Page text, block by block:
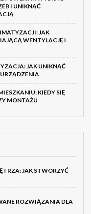
I UNIKNĄĆ
JAK
WENTYLACJĘ I
JAK UNIKNĄĆ
KIEDY SIĘ
MONTAŻU
JAK STWORZYĆ
ROZWIĄZANIA DLA